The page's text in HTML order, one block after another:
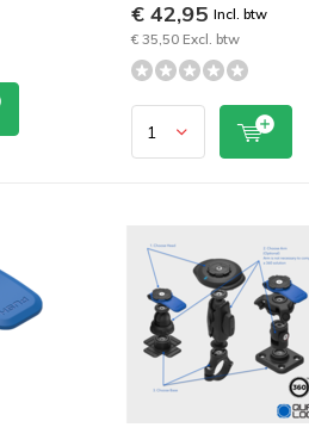
€ 42,95 Incl. btw
€ 35,50 Excl. btw